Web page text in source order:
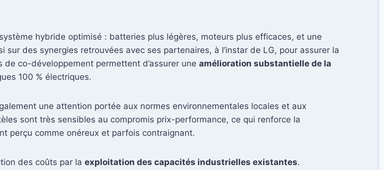
hybride optimisé : batteries plus légères, moteurs plus efficaces, et une
sur des synergies retrouvées avec ses partenaires, à l’instar de LG, pour assurer la
co-développement permettent d’assurer une amélioration substantielle de la
100 % électriques.
une attention portée aux normes environnementales locales et aux
sont très sensibles au compromis prix-performance, ce qui renforce la
perçu comme onéreux et parfois contraignant.
des coûts par la exploitation des capacités industrielles existantes.